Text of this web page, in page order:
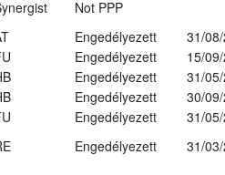
Not PPP
Engedélyezett
31/
Engedélyezett
15/
Engedélyezett
31/
Engedélyezett
30/
Engedélyezett
31/
Engedélyezett
31/